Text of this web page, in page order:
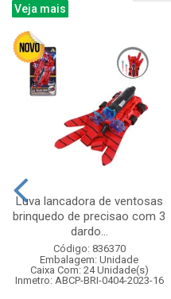
Veja mais
Luva lancadora de ventosas
brinquedo de precisao com 3
dardo...
Código: 836370
Embalagem: Unidade
Caixa Com: 24 Unidade(s)
Inmetro: ABCP-BRI-0404-2023-16